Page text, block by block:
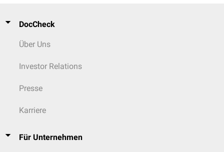
DocCheck
Über Uns
Investor Relations
Presse
Karriere
Für Unternehmen